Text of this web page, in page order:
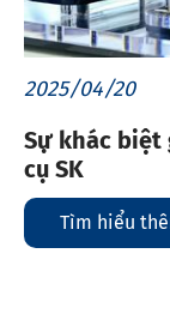
2025/04/20
Sự khác biệt
cụ SK
Tìm hiểu